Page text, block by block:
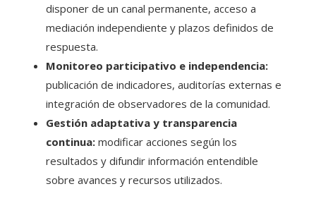
disponer de un canal permanente, acceso a
mediación independiente y plazos definidos de
respuesta.
Monitoreo participativo e independencia:
publicación de indicadores, auditorías externas e
integración de observadores de la comunidad.
Gestión adaptativa y transparencia
continua: modificar acciones según los
resultados y difundir información entendible
sobre avances y recursos utilizados.